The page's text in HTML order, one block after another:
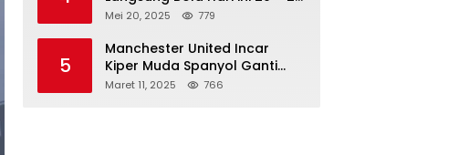
Mei 2025: Manchester City vs
Mei 20, 2025 779
5
Manchester United Incar
Kiper Muda Spanyol Ganti
Andre Onana
Maret 11, 2025 766